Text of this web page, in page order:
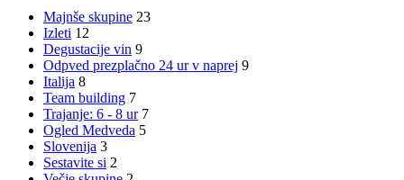
Majnše skupine 23
Izleti 12
Degustacije vin 9
Odpved prezplačno 24 ur v naprej 9
Italija 8
Team building 7
Trajanje: 6 - 8 ur 7
Ogled Medveda 5
Slovenija 3
Sestavite si 2